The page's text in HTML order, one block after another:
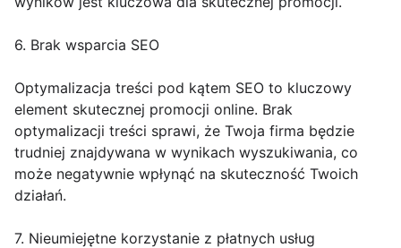
6. Brak wsparcia SEO
Optymalizacja treści pod kątem SEO to kluczowy
element skutecznej promocji online. Brak
optymalizacji treści sprawi, że Twoja firma będzie
trudniej znajdywana w wynikach wyszukiwania, co
może negatywnie wpłynąć na skuteczność Twoich
działań.
7. Nieumiejętne korzystanie z płatnych usług